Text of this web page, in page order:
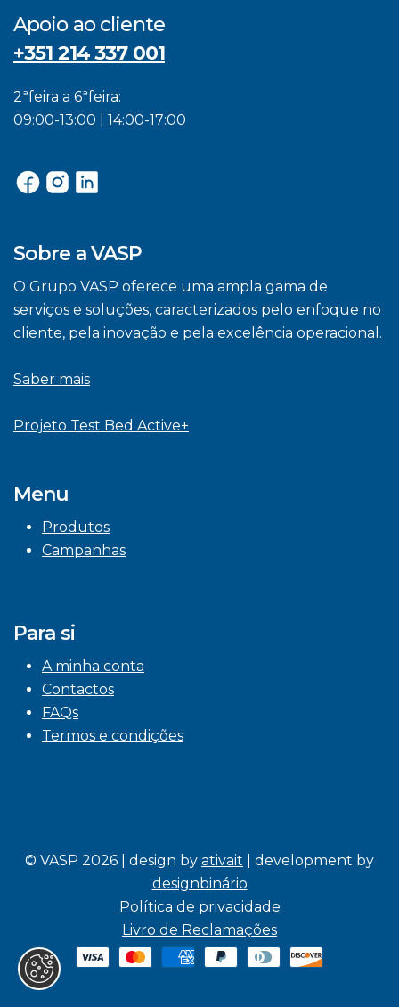
Apoio ao cliente
+351 214 337 001
2ªfeira a 6ªfeira:
09:00-13:00 | 14:00-17:00
Sobre a VASP
O Grupo VASP oferece uma ampla gama de
serviços e soluções, caracterizados pelo enfoque no
cliente, pela inovação e pela excelência operacional.
Saber mais
Projeto Test Bed Active+
Menu
Produtos
Campanhas
Para si
A minha conta
Contactos
FAQs
Termos e condições
© VASP 2026 | design by ativait | development by
designbinário
Política de privacidade
Livro de Reclamações